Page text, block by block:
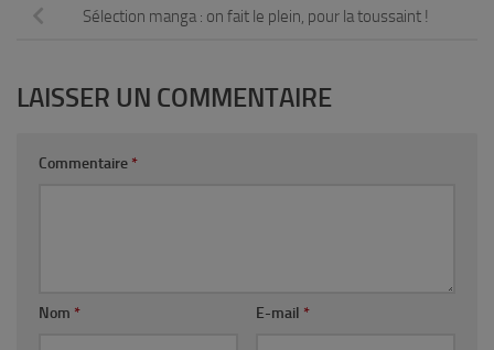
Sélection manga : on fait le plein, pour la toussaint !
LAISSER UN COMMENTAIRE
Commentaire *
Nom * E-mail *